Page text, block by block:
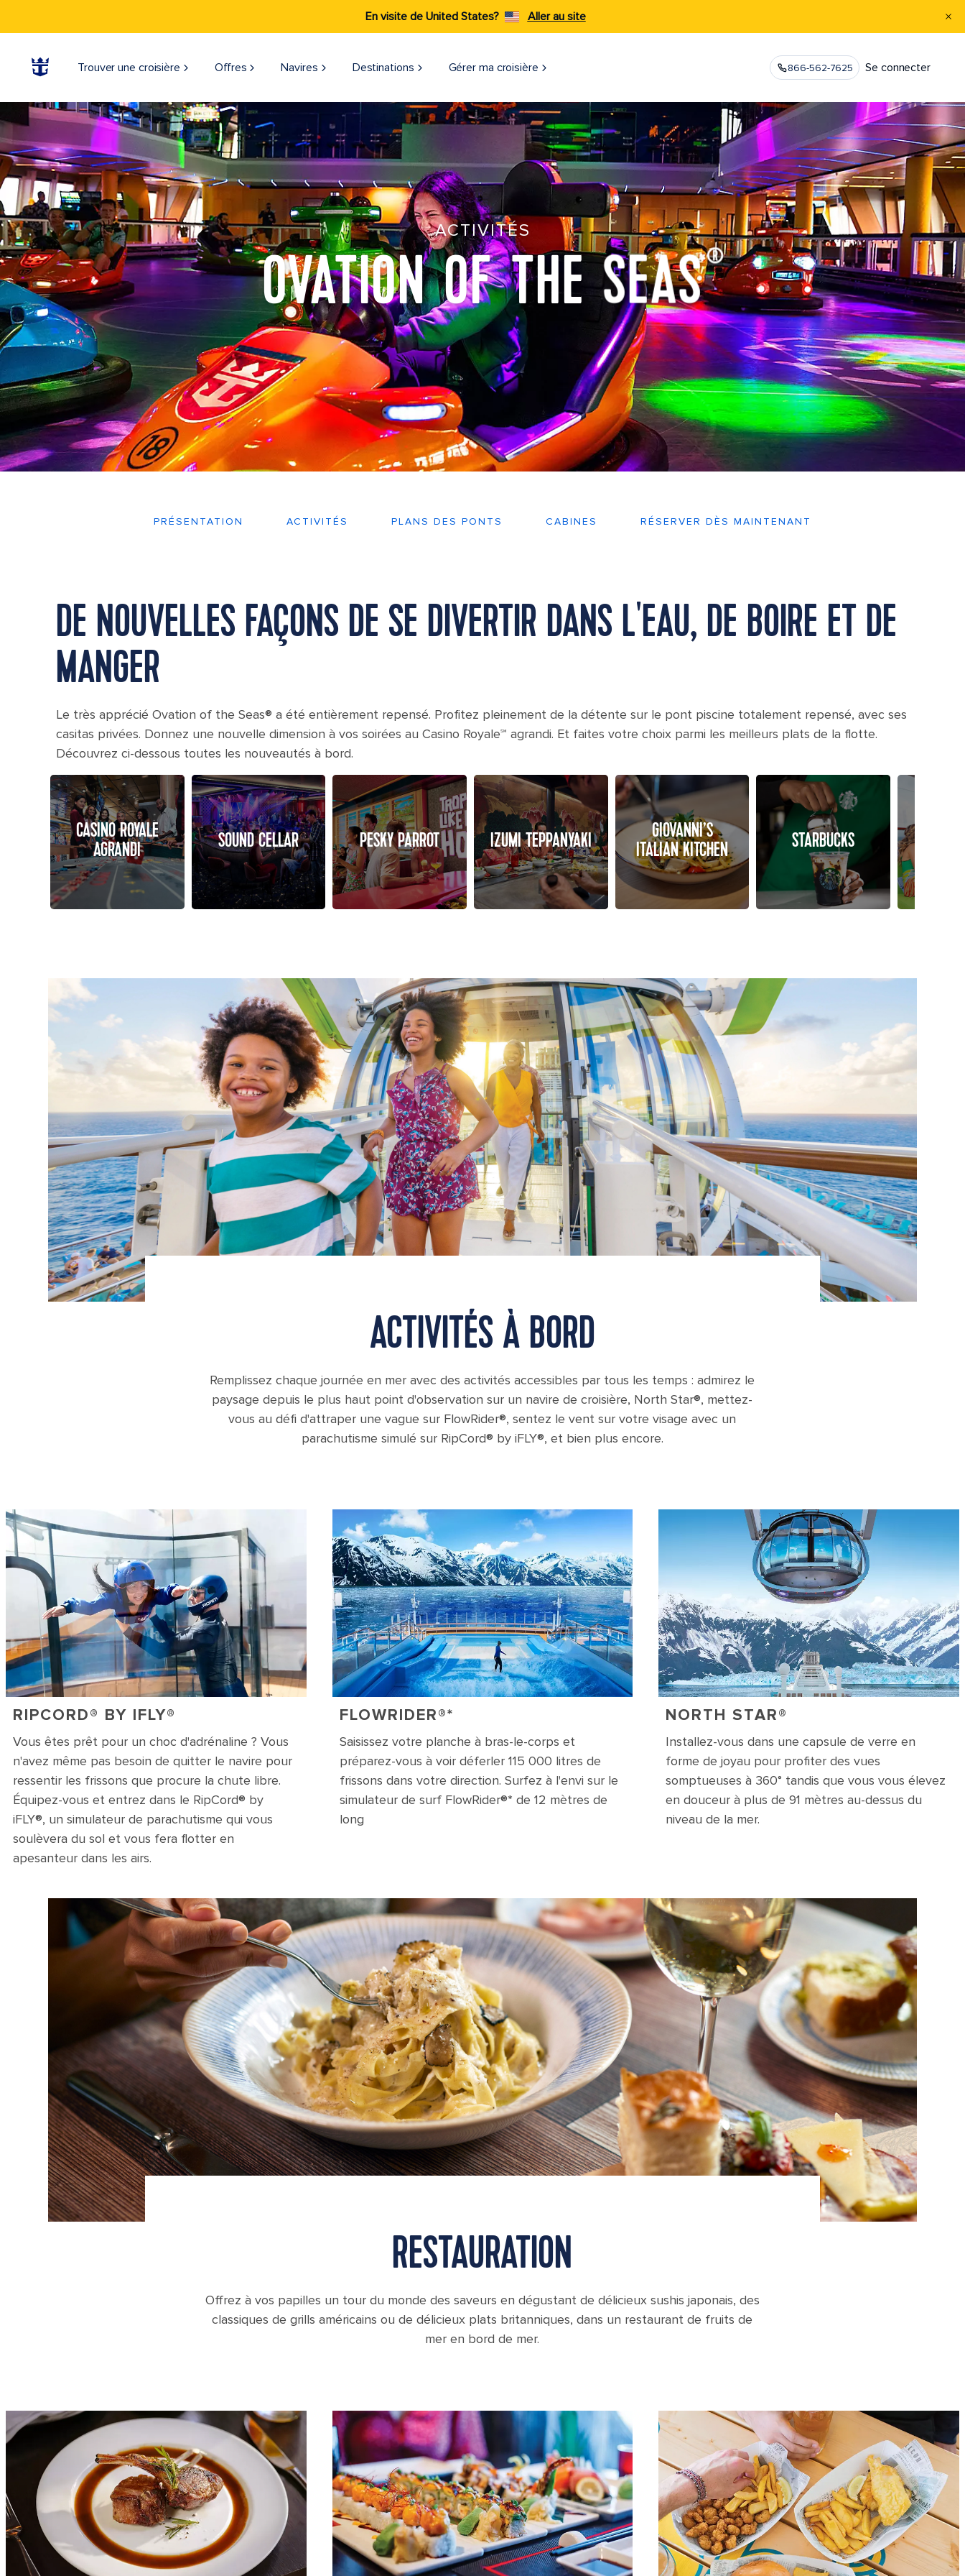
En visite de United States? Aller au site
Trouver une croisière Offres Navires Destinations Gérer ma croisière​ 866-562-7625 Se connecter
ACTIVITÉS
OVATION OF THE SEAS®
PRÉSENTATION ACTIVITÉS PLANS DES PONTS CABINES RÉSERVER DÈS MAINTENANT
DE NOUVELLES FAÇONS DE SE DIVERTIR DANS L'EAU, DE BOIRE ET DE
MANGER
Le très apprécié Ovation of the Seas® a été entièrement repensé. Profitez pleinement de la détente sur le pont piscine totalement repensé, avec ses
casitas privées. Donnez une nouvelle dimension à vos soirées au Casino Royale℠ agrandi. Et faites votre choix parmi les meilleurs plats de la flotte.
Découvrez ci-dessous toutes les nouveautés à bord.
CASINO ROYALE
AGRANDI
SOUND CELLAR PESKY PARROT IZUMI TEPPANYAKI
GIOVANNI’S
ITALIAN KITCHEN
STARBUCKS
ACTIVITÉS À BORD
Remplissez chaque journée en mer avec des activités accessibles par tous les temps : admirez le
paysage depuis le plus haut point d'observation sur un navire de croisière, North Star®, mettez-
vous au défi d'attraper une vague sur FlowRider®, sentez le vent sur votre visage avec un
parachutisme simulé sur RipCord® by iFLY®, et bien plus encore.
RIPCORD® BY IFLY®
Vous êtes prêt pour un choc d'adrénaline ? Vous
n'avez même pas besoin de quitter le navire pour
ressentir les frissons que procure la chute libre.
Équipez-vous et entrez dans le RipCord® by
iFLY®, un simulateur de parachutisme qui vous
soulèvera du sol et vous fera flotter en
apesanteur dans les airs.
FLOWRIDER®*
Saisissez votre planche à bras-le-corps et
préparez-vous à voir déferler 115 000 litres de
frissons dans votre direction. Surfez à l'envi sur le
simulateur de surf FlowRider®* de 12 mètres de
long
NORTH STAR®
Installez-vous dans une capsule de verre en
forme de joyau pour profiter des vues
somptueuses à 360° tandis que vous vous élevez
en douceur à plus de 91 mètres au-dessus du
niveau de la mer.
RESTAURATION
Offrez à vos papilles un tour du monde des saveurs en dégustant de délicieux sushis japonais, des
classiques de grills américains ou de délicieux plats britanniques, dans un restaurant de fruits de
mer en bord de mer.